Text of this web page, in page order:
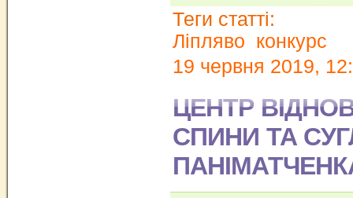
Теги статті:
Ліпляво конкурс
19 червня 2019,
ЦЕНТР
СПИНИ ТА